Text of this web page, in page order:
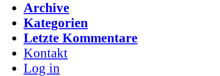
Archive
Kategorien
Letzte Kommentare
Kontakt
Log in